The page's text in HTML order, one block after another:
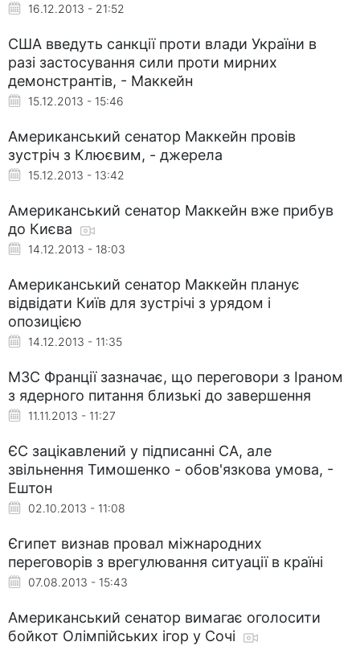
16.12.2013 - 21:52
США введуть санкції проти влади України в
разі застосування сили проти мирних
демонстрантів, - Маккейн
15.12.2013 - 15:46
Американський сенатор Маккейн провів
зустріч з Клюєвим, - джерела
15.12.2013 - 13:42
Американський сенатор Маккейн вже прибув
до Києва
14.12.2013 - 18:03
Американський сенатор Маккейн планує
відвідати Київ для зустрічі з урядом і
опозицією
14.12.2013 - 11:35
МЗС Франції зазначає, що переговори з Іраном
з ядерного питання близькі до завершення
11.11.2013 - 11:27
ЄС зацікавлений у підписанні СА, але
звільнення Тимошенко - обов'язкова умова, -
Ештон
02.10.2013 - 11:08
Єгипет визнав провал міжнародних
переговорів з врегулювання ситуації в країні
07.08.2013 - 15:43
Американський сенатор вимагає оголосити
бойкот Олімпійських ігор у Сочі